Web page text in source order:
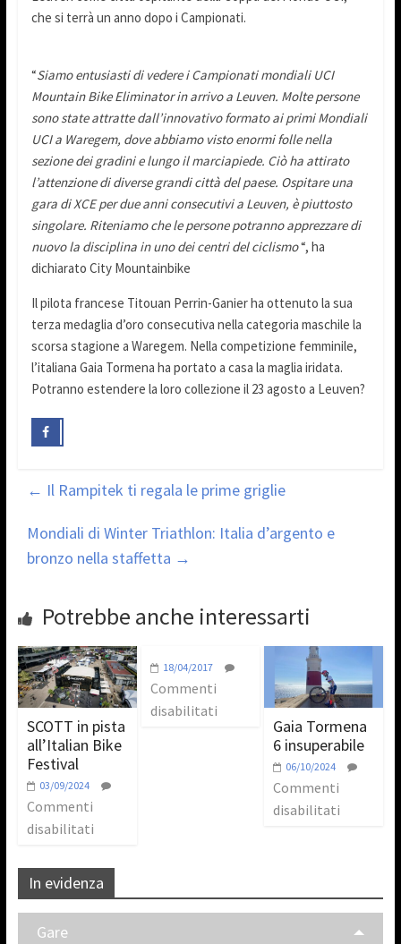
che si terrà un anno dopo i Campionati.
“Siamo entusiasti di vedere i Campionati mondiali UCI
Mountain Bike Eliminator in arrivo a Leuven. Molte persone
sono state attratte dall’innovativo formato ai primi Mondiali
UCI a Waregem, dove abbiamo visto enormi folle nella
sezione dei gradini e lungo il marciapiede. Ciò ha attirato
l’attenzione di diverse grandi città del paese. Ospitare una
gara di XCE per due anni consecutivi a Leuven, è piuttosto
singolare. Riteniamo che le persone potranno apprezzare di
nuovo la disciplina in uno dei centri del ciclismo“, ha
dichiarato City Mountainbike
Il pilota francese Titouan Perrin-Ganier ha ottenuto la sua
terza medaglia d’oro consecutiva nella categoria maschile la
scorsa stagione a Waregem. Nella competizione femminile,
l’italiana Gaia Tormena ha portato a casa la maglia iridata.
Potranno estendere la loro collezione il 23 agosto a Leuven?
← Il Rampitek ti regala le prime griglie
Mondiali di Winter Triathlon: Italia d’argento e
bronzo nella staffetta →
Potrebbe anche interessarti
SCOTT in pista
all’Italian Bike
Festival
03/09/2024
Commenti
disabilitati
18/04/2017
Commenti
disabilitati
Gaia Tormena
6 insuperabile
06/10/2024
Commenti
disabilitati
In evidenza
Gare